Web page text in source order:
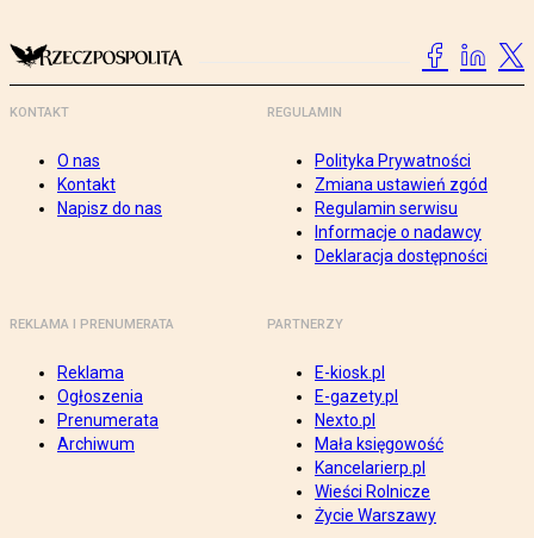
KONTAKT
O nas
Kontakt
Napisz do nas
REGULAMIN
Polityka Prywatności
Zmiana ustawień zgód
Regulamin serwisu
Informacje o nadawcy
Deklaracja dostępności
REKLAMA I PRENUMERATA
Reklama
Ogłoszenia
Prenumerata
Archiwum
PARTNERZY
E-kiosk.pl
E-gazety.pl
Nexto.pl
Mała księgowość
Kancelarierp.pl
Wieści Rolnicze
Życie Warszawy